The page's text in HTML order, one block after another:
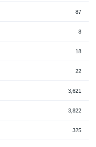
87
8
18
22
3,621
3,822
325